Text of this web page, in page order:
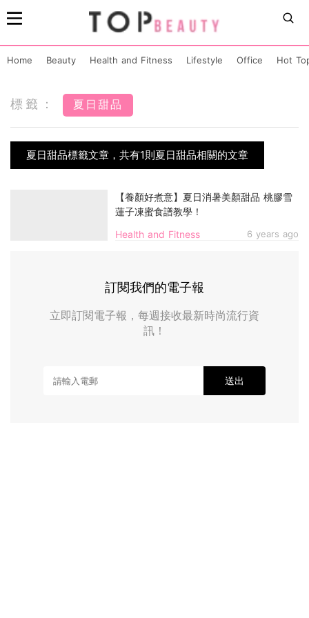
Home Beauty Health and Fitness Lifestyle Office Hot
標籤： 夏日甜品
夏日甜品標籤文章，共有1則夏日甜品相關的文章
Health and Fitness 6 years ago
【養顏好煮意】夏日消暑美顏甜品 桃膠雪
蓮子凍蜜食譜教學！
訂閱我們的電子報
立即訂閱電子報，每週接收最新時尚流行資
訊！
送出